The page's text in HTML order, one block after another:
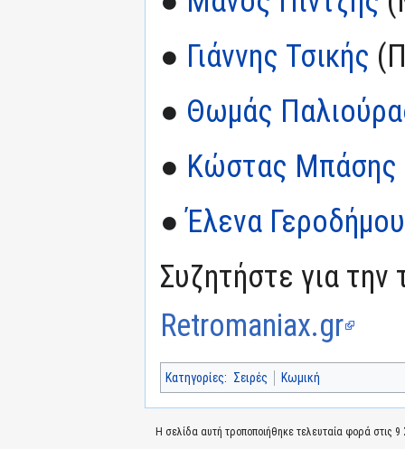
● Γιάννης Τσικής
● Θωμάς
● Κώστας Μπάσης
●Έλενα Γεροδήμου
Συζητήστε για την
Retromaniax.gr
Κατηγορίες: Σειρές Κωμική
Η σελίδα αυτή τροποποιήθηκε τελευταία φορά στις 9